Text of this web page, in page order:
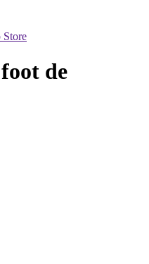
Store
de